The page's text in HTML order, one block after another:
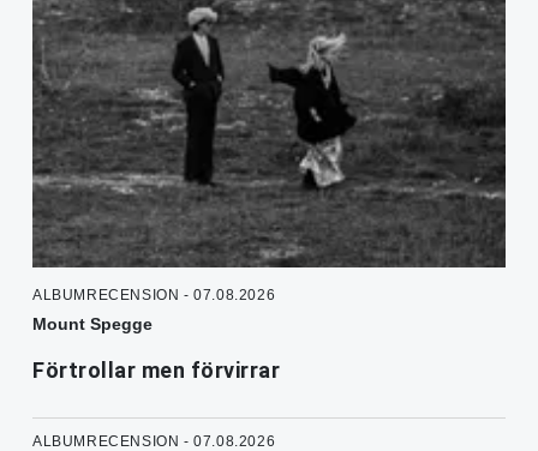
ALBUMRECENSION - 07.08.2026
Mount Spegge
Förtrollar men förvirrar
ALBUMRECENSION - 07.08.2026